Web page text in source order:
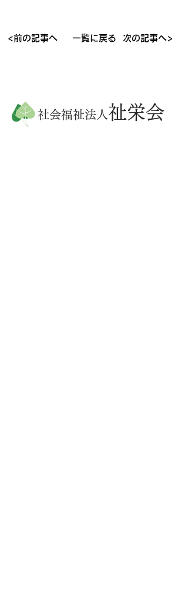
<前の記事へ 一覧に戻る 次の記事へ>
社会福祉法人 祉栄会